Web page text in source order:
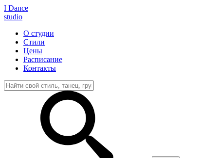
I Dance
studio
О студии
Стили
Цены
Расписание
Контакты